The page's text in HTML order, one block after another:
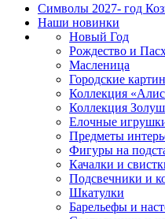
Символы 2027- год
Наши новинки
Новый Год
Рождество и
Масленица
Городские
Коллекция
Коллекция
Елочные
Предметы
Фигуры на
Качалки и
Подсвечники и
Шкатулки
Барельефы и